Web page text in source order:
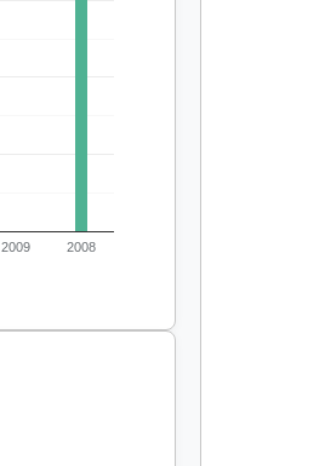
2009 2008